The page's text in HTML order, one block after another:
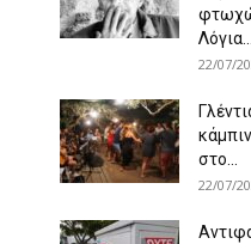
Λόγια...
22/07/
στο...
22/07/